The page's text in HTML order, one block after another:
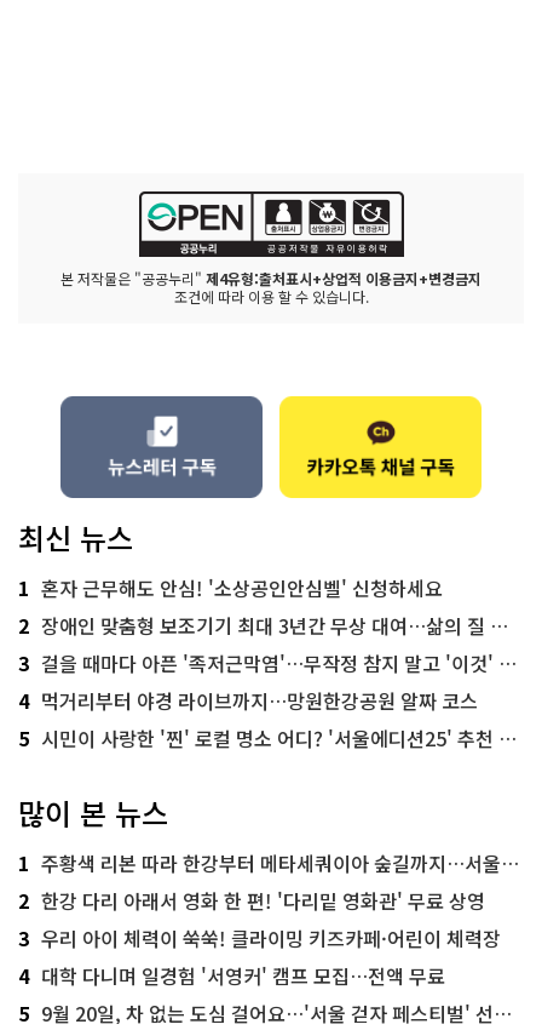
본 저작물은 "공공누리" 제4유형:출처표시+상업적 이용금지+변경금지
조건에 따라 이용 할 수 있습니다.
최신 뉴스
1 혼자 근무해도 안심! '소상공인안심벨' 신청하세요
2 장애인 맞춤형 보조기기 최대 3년간 무상 대여…삶의 질 높인다
3 걸을 때마다 아픈 '족저근막염'…무작정 참지 말고 '이것' 해보세요!
4 먹거리부터 야경 라이브까지…망원한강공원 알짜 코스
5 시민이 사랑한 '찐' 로컬 명소 어디? '서울에디션25' 추천 코스
많이 본 뉴스
1 주황색 리본 따라 한강부터 메타세쿼이아 숲길까지…서울둘레길 15코스
2 한강 다리 아래서 영화 한 편! '다리밑 영화관' 무료 상영
3 우리 아이 체력이 쑥쑥! 클라이밍 키즈카페·어린이 체력장
4 대학 다니며 일경험 '서영커' 캠프 모집…전액 무료
5 9월 20일, 차 없는 도심 걸어요…'서울 걷자 페스티벌' 선착순 5천명